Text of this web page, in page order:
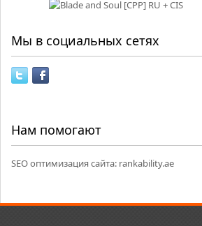
Мы в социальных сетях
Нам помогают
SEO оптимизация сайта: rankability.ae